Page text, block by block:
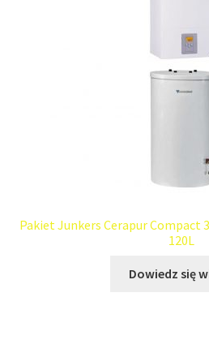
Pakiet Junkers Cerapur Compact
120L
Dowiedz się